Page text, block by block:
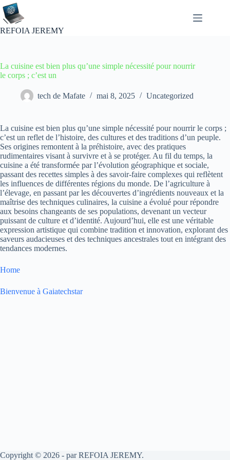
Passer
au
contenu
REFOIA JEREMY
La cuisine est bien plus qu’une simple nécessité pour nourrir
le corps ; c’est un
tech de Mafate mai 8, 2025 Uncategorized
La cuisine est bien plus qu’une simple nécessité pour nourrir le corps ;
c’est un reflet de l’histoire, des cultures et des traditions d’un peuple.
Ses origines remontent à la préhistoire, avec des pratiques
rudimentaires visant à survivre et à se protéger. Au fil du temps, la
cuisine a été transformée par l’évolution géographique et sociale,
passant des recettes simples à des savoir-faire complexes qui reflètent
les influences de différentes régions du monde. De l’agriculture à
l’élevage, en passant par les découvertes d’ingrédients nouveaux et la
maîtrise des techniques culinaires, la cuisine a évolué pour répondre
aux besoins changeants de ses populations, devenant un vecteur
puissant de culture et d’identité. Aujourd’hui, elle est une véritable
expression artistique qui combine tradition et innovation, explorant des
saveurs audacieuses et des techniques ancestrales tout en intégrant des
tendances modernes.
Home
Bienvenue à Gaiatechstar
Copyright © 2026 - par REFOIA JEREMY.